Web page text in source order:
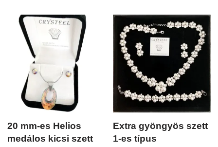
20 mm-es Helios
medálos kicsi szett
Extra gyöngyös szett
1-es típus